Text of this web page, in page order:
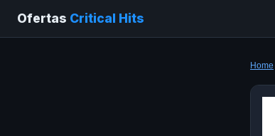
Ofertas Critical Hits
Home